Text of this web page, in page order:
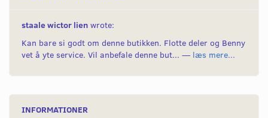
staale wictor lien wrote:
Kan bare si godt om denne butikken. Flotte deler og Benny
vet å yte service. Vil anbefale denne but... — læs mere...
INFORMATIONER